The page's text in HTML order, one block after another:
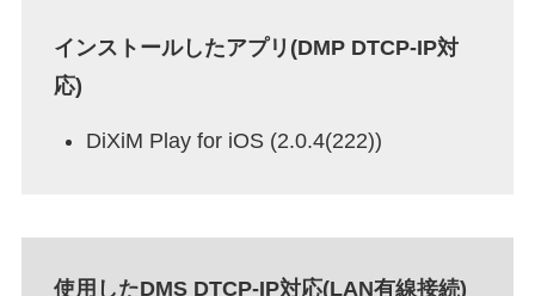
インストールしたアプリ(DMP DTCP-IP対
応)
DiXiM Play for iOS (2.0.4(222))
使用したDMS DTCP-IP対応(LAN有線接続)